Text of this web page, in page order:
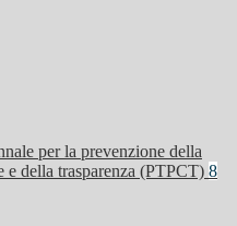
per la prevenzione della
e della trasparenza (PTPCT) 8